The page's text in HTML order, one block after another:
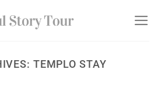
TEMPLO STAY